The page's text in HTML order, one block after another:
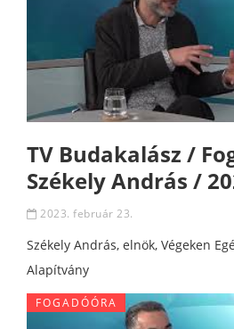
TV Budakalász /
Székely András /
2023. február 23.
Székely András, elnök, Végeken
Alapítvány
FOGADÓÓRA